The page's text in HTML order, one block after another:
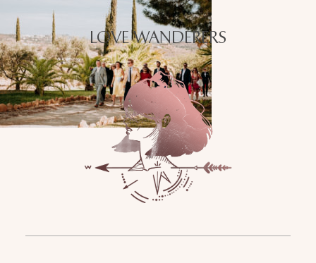
LOVE WANDERERS